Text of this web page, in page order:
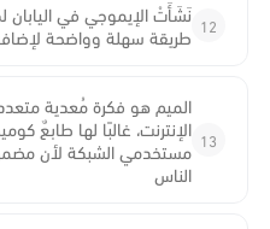
12 نَشَأَتْ الإيموجي في اليابان
طريقة سهلة وواضحة
13
الميم هو فكرة مُعدية
الإنترنت، غالبًا لها طابعٌ
مستخدمي الشبكة لأن
الناس